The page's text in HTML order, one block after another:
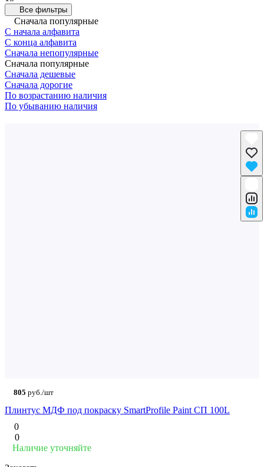
Все фильтры
Сначала популярные
С начала алфавита
С конца алфавита
Сначала непопулярные
Сначала популярные
Сначала дешевые
Сначала дорогие
По возрастанию наличия
По убыванию наличия
805 руб./шт
Плинтус МДФ под покраску SmartProfile Paint СП 100L
0
0
Наличие уточняйте